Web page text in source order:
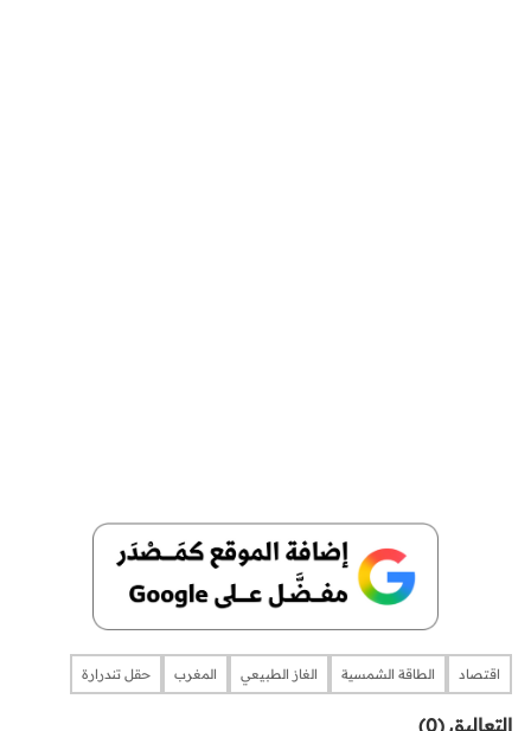
اقتصاد الطاقة الشمسية الغاز الطبيعي المغرب حقل تندرارة
التعاليق (0)